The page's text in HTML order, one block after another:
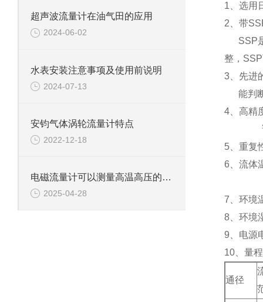
超声波流量计在油气田的应用
2024-06-02
水表安装注意事项及使用前说明
2024-07-13
安钧气体涡轮流量计特点
2022-12-18
电磁流量计可以测量高温高压的液体吗?
2025-04-28
1 、选
2 、带
SSP
整，
3、先进
能判
4、高精
5、重复
6 、流
7 、环
8、环境
9 、电
10、量
通径